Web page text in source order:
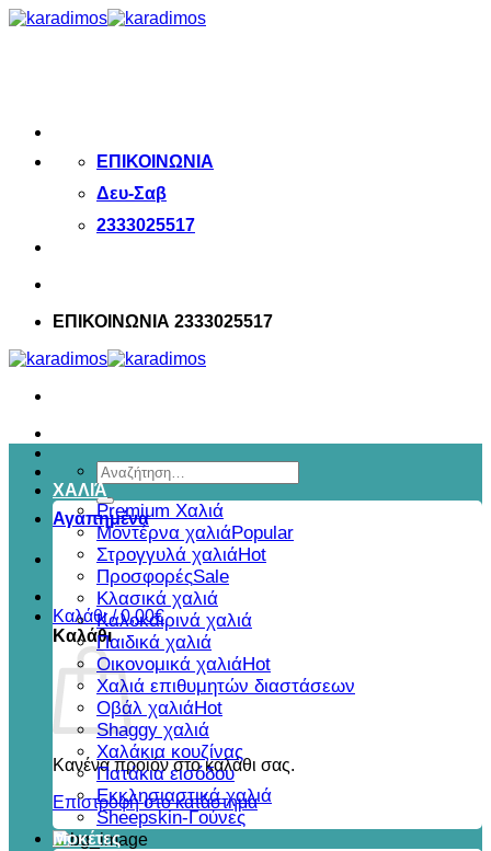
Μετάβαση
ΕΠΙΚΟΙΝΩΝΙΑ
Δευ-Σαβ
2333025517
ΕΠΙΚΟΙΝΩΝΙΑ 2333025517
Αναζήτηση
για:
Αγαπημένα
Καλάθι /0,00€
Καλάθι
Κανένα προϊόν στο καλάθι σας.
Επιστροφή στο κατάστημα
ΧΑΛΙΆ
Premium Χαλιά
Μοντέρνα χαλιά
Στρογγυλά χαλιά
Προσφορές
Κλασικά χαλιά
Καλοκαιρινά χαλιά
Παιδικά χαλιά
Οικονομικά χαλιά
Χαλιά επιθυμητών διαστάσεων
Οβάλ χαλιά
Shaggy χαλιά
Χαλάκια κουζίνας
Πατάκια εισόδου
Εκκλησιαστικά χαλιά
Sheepskin-Γούνες
Μοκέτες